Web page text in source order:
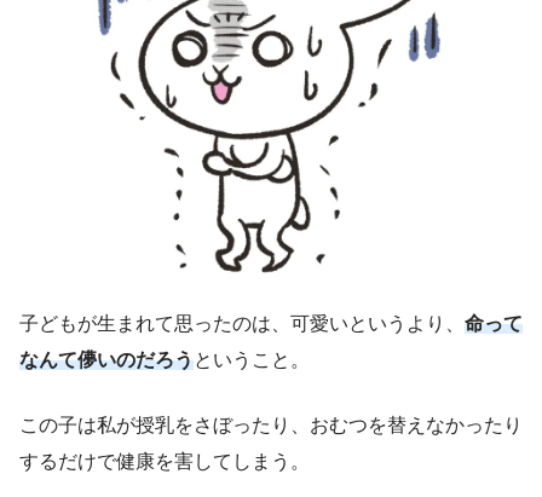
子どもが生まれて思ったのは、可愛いというより、 命って
なんて儚いのだろうということ。
この子は私が授乳をさぼったり、おむつを替えなかったり
するだけで健康を害してしまう。